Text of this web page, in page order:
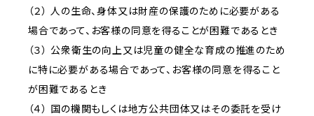
（２） 人の生命、身体又は財産の保護のために必要がある
場合であって、お客様の同意を得ることが困難であるとき
（３） 公衆衛生の向上又は児童の健全な育成の推進のため
に特に必要がある場合であって、お客様の同意を得ること
が困難であるとき
（４） 国の機関もしくは地方公共団体又はその委託を受け